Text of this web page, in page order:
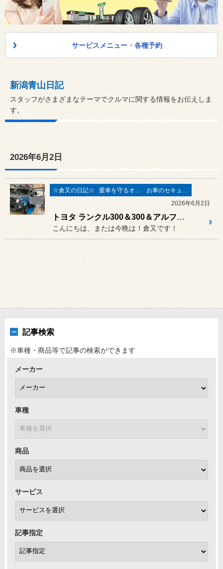
サービスメニュー・各種予約
新潟青山日記
スタッフがさまざまなテーマでクルマに関する情報をお伝えしま
す。
2026年6月2日
☆倉又の日記☆ 愛車を守るオーサーアラーム
お車のセキュリィティ関連
2026年6月2日
トヨタ ランクル300＆300＆アルファード40系にCANインベーダーまたリレーアタックやキーエミュレーターから愛車をデジタルセキュリティーで守る AUTHOR ALARM取付、他にも!6月3日は定休日です！！
こんにちは、または今晩は！倉又です！
記事検索
※車種・商品等で記事の検索ができます
メーカー
車種
商品
サービス
記事指定